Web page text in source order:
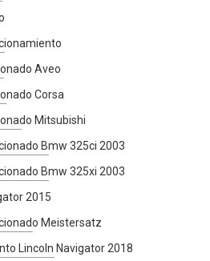
Aveo
Corsa
Mitsubishi
Bmw 325ci 2003
Bmw 325xi 2003
2015
Meistersatz
Lincoln Navigator 2018